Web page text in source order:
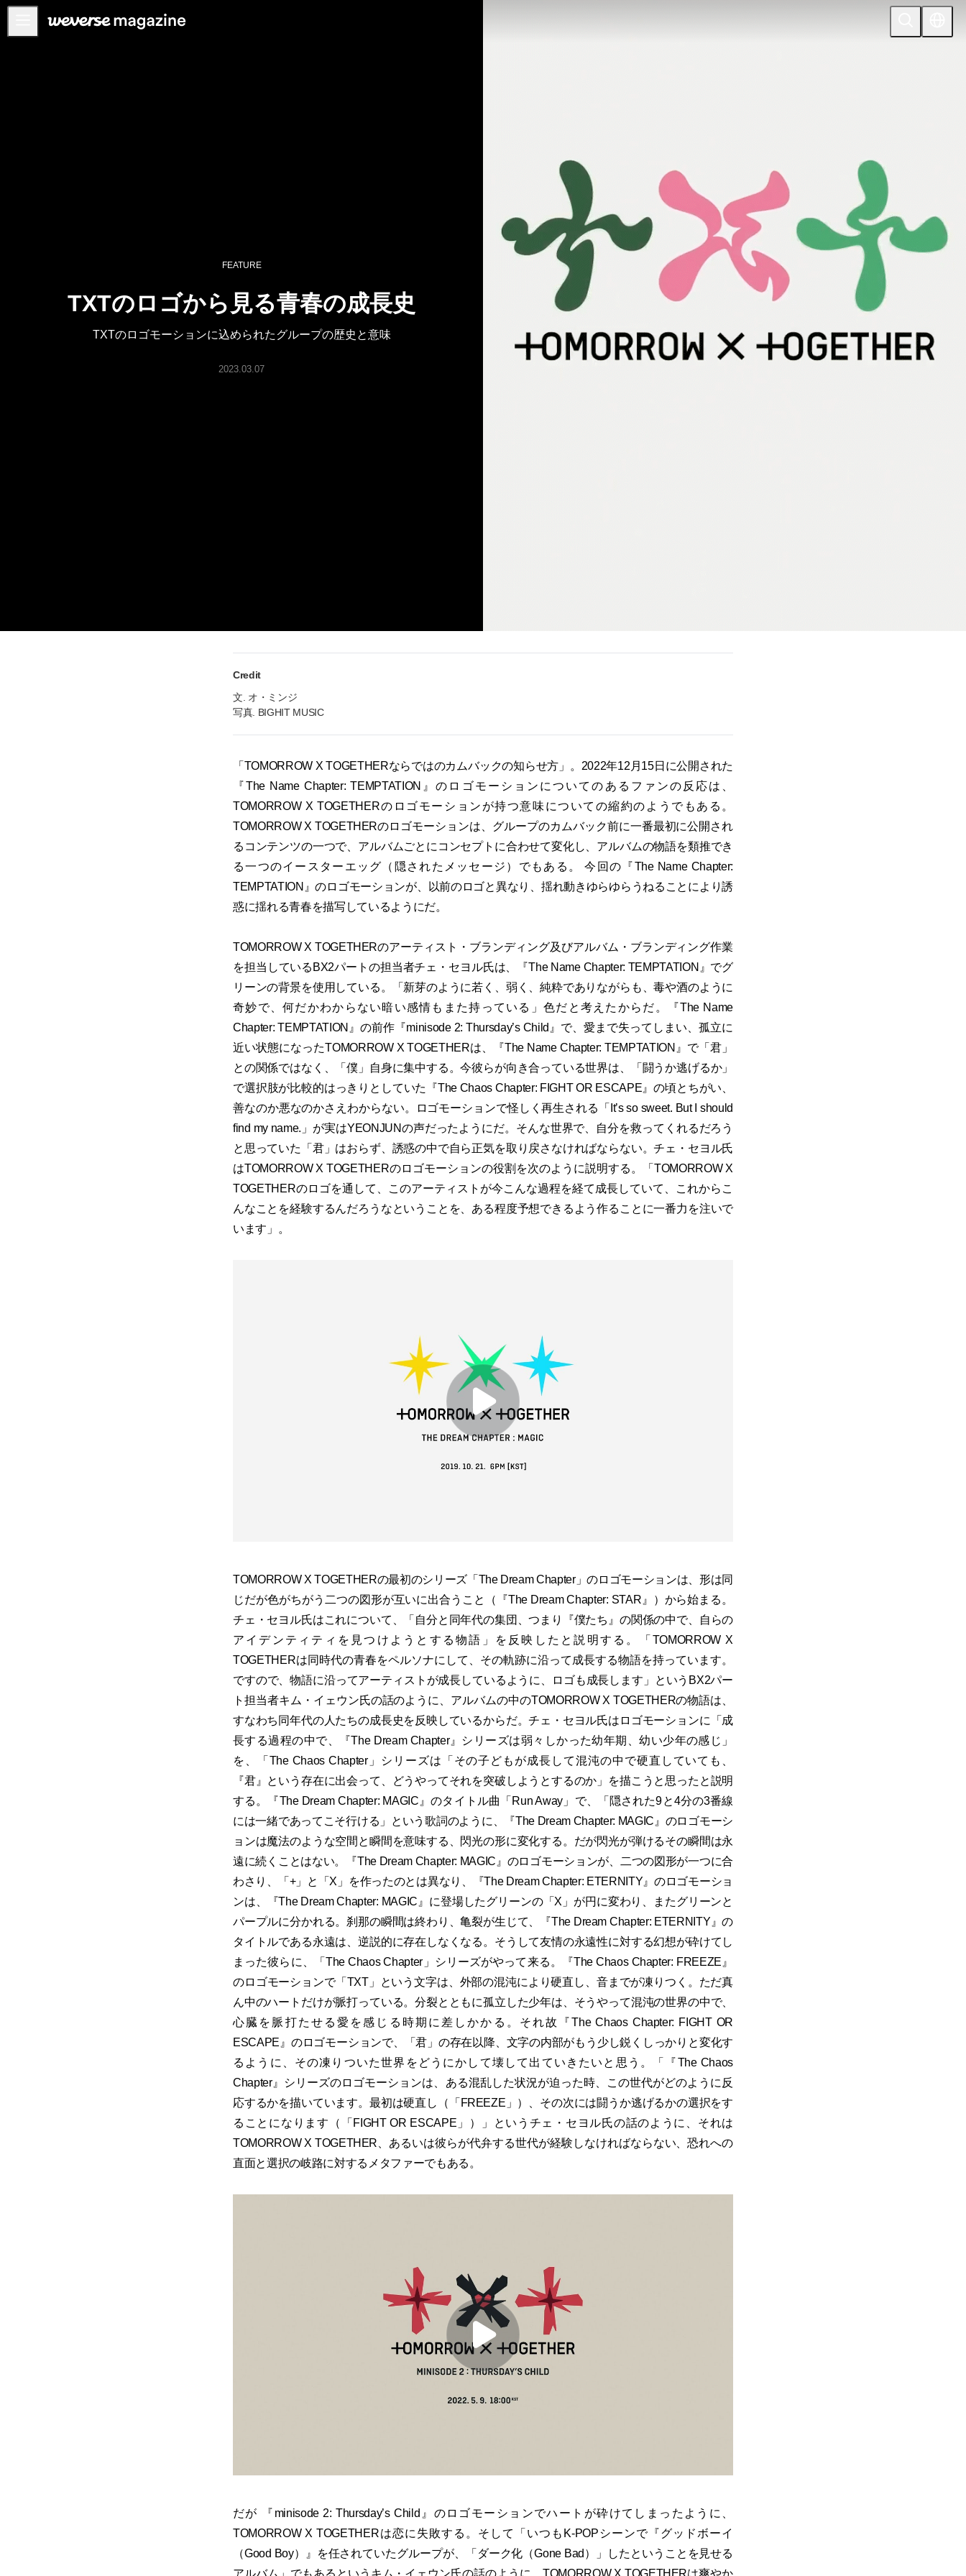
お知らせ
FEATURE
TXTのロゴから見る青春の成長史
TXTのロゴモーションに込められたグループの歴史と意味
2023.03.07
Credit
文. オ・ミンジ
写真. BIGHIT MUSIC
「TOMORROW X TOGETHERならではのカムバックの知らせ方」。2022年12月15日に公開された
『The Name Chapter: TEMPTATION』のロゴモーションについてのあるファンの反応は、
TOMORROW X TOGETHERのロゴモーションが持つ意味についての縮約のようでもある。
TOMORROW X TOGETHERのロゴモーションは、グループのカムバック前に一番最初に公開され
るコンテンツの一つで、アルバムごとにコンセプトに合わせて変化し、アルバムの物語を類推でき
る一つのイースターエッグ（隠されたメッセージ）でもある。 今回の『The Name Chapter:
TEMPTATION』のロゴモーションが、以前のロゴと異なり、揺れ動きゆらゆらうねることにより誘
惑に揺れる青春を描写しているようにだ。
TOMORROW X TOGETHERのアーティスト・ブランディング及びアルバム・ブランディング作業
を担当しているBX2パートの担当者チェ・セヨル氏は、『The Name Chapter: TEMPTATION』でグ
リーンの背景を使用している。「新芽のように若く、弱く、純粋でありながらも、毒や酒のように
奇妙で、何だかわからない暗い感情もまた持っている」色だと考えたからだ。『The Name
Chapter: TEMPTATION』の前作『minisode 2: Thursday’s Child』で、愛まで失ってしまい、孤立に
近い状態になったTOMORROW X TOGETHERは、『The Name Chapter: TEMPTATION』で「君」
との関係ではなく、「僕」自身に集中する。今彼らが向き合っている世界は、「闘うか逃げるか」
で選択肢が比較的はっきりとしていた『The Chaos Chapter: FIGHT OR ESCAPE』の頃とちがい、
善なのか悪なのかさえわからない。ロゴモーションで怪しく再生される「It’s so sweet. But I should
find my name.」が実はYEONJUNの声だったようにだ。そんな世界で、自分を救ってくれるだろう
と思っていた「君」はおらず、誘惑の中で自ら正気を取り戻さなければならない。チェ・セヨル氏
はTOMORROW X TOGETHERのロゴモーションの役割を次のように説明する。「TOMORROW X
TOGETHERのロゴを通して、このアーティストが今こんな過程を経て成長していて、これからこ
んなことを経験するんだろうなということを、ある程度予想できるよう作ることに一番力を注いで
います」。
TOMORROW X TOGETHERの最初のシリーズ「The Dream Chapter」のロゴモーションは、形は同
じだが色がちがう二つの図形が互いに出合うこと（『The Dream Chapter: STAR』）から始まる。
チェ・セヨル氏はこれについて、「自分と同年代の集団、つまり『僕たち』の関係の中で、自らの
アイデンティティを見つけようとする物語」を反映したと説明する。「TOMORROW X
TOGETHERは同時代の青春をペルソナにして、その軌跡に沿って成長する物語を持っています。
ですので、物語に沿ってアーティストが成長しているように、ロゴも成長します」というBX2パー
ト担当者キム・イェウン氏の話のように、アルバムの中のTOMORROW X TOGETHERの物語は、
すなわち同年代の人たちの成長史を反映しているからだ。チェ・セヨル氏はロゴモーションに「成
長する過程の中で、『The Dream Chapter』シリーズは弱々しかった幼年期、幼い少年の感じ」
を、「The Chaos Chapter」シリーズは「その子どもが成長して混沌の中で硬直していても、
『君』という存在に出会って、どうやってそれを突破しようとするのか」を描こうと思ったと説明
する。『The Dream Chapter: MAGIC』のタイトル曲「Run Away」で、「隠された9と4分の3番線
には一緒であってこそ行ける」という歌詞のように、『The Dream Chapter: MAGIC』のロゴモーシ
ョンは魔法のような空間と瞬間を意味する、閃光の形に変化する。だが閃光が弾けるその瞬間は永
遠に続くことはない。『The Dream Chapter: MAGIC』のロゴモーションが、二つの図形が一つに合
わさり、「+」と「X」を作ったのとは異なり、『The Dream Chapter: ETERNITY』のロゴモーショ
ンは、『The Dream Chapter: MAGIC』に登場したグリーンの「X」が円に変わり、またグリーンと
パープルに分かれる。刹那の瞬間は終わり、亀裂が生じて、『The Dream Chapter: ETERNITY』の
タイトルである永遠は、逆説的に存在しなくなる。そうして友情の永遠性に対する幻想が砕けてし
まった彼らに、「The Chaos Chapter」シリーズがやって来る。『The Chaos Chapter: FREEZE』
のロゴモーションで「TXT」という文字は、外部の混沌により硬直し、音までが凍りつく。ただ真
ん中のハートだけが脈打っている。分裂とともに孤立した少年は、そうやって混沌の世界の中で、
心臓を脈打たせる愛を感じる時期に差しかかる。それ故『The Chaos Chapter: FIGHT OR
ESCAPE』のロゴモーションで、「君」の存在以降、文字の内部がもう少し鋭くしっかりと変化す
るように、その凍りついた世界をどうにかして壊して出ていきたいと思う。「『The Chaos
Chapter』シリーズのロゴモーションは、ある混乱した状況が迫った時、この世代がどのように反
応するかを描いています。最初は硬直し（「FREEZE」）、その次には闘うか逃げるかの選択をす
ることになります（「FIGHT OR ESCAPE」）」というチェ・セヨル氏の話のように、それは
TOMORROW X TOGETHER、あるいは彼らが代弁する世代が経験しなければならない、恐れへの
直面と選択の岐路に対するメタファーでもある。
だが 『minisode 2: Thursday’s Child』のロゴモーションでハートが砕けてしまったように、
TOMORROW X TOGETHERは恋に失敗する。そして「いつもK-POPシーンで『グッドボーイ
（Good Boy）』を任されていたグループが、「ダーク化（Gone Bad）」したということを見せる
アルバム」でもあるというキム・イェウン氏の話のように、TOMORROW X TOGETHERは爽やか